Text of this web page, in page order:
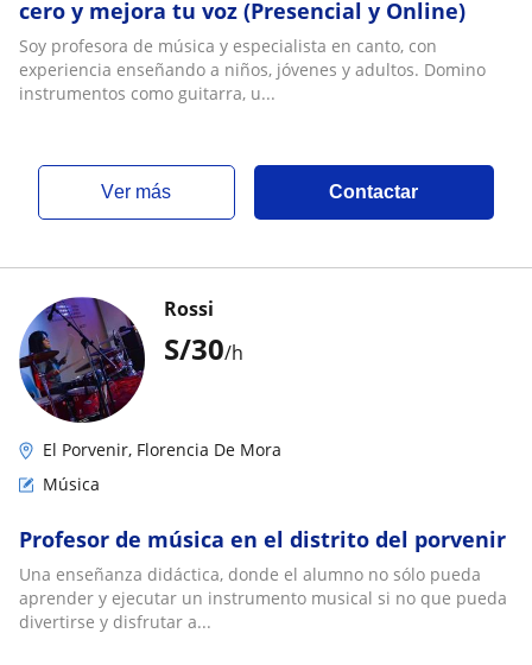
cero y mejora tu voz (Presencial y Online)
Soy profesora de música y especialista en canto, con
experiencia enseñando a niños, jóvenes y adultos. Domino
instrumentos como guitarra, u...
ver más Contactar
S/30/h
Rossi
El Porvenir, Florencia De Mora
Música
Profesor de música en el distrito del porvenir
Una enseñanza didáctica, donde el alumno no sólo pueda
aprender y ejecutar un instrumento musical si no que pueda
divertirse y disfrutar a...